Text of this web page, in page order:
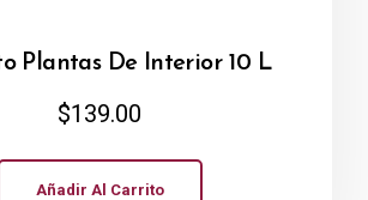
Plantas De Interior 10 L
$139.00
Añadir Al Carrito